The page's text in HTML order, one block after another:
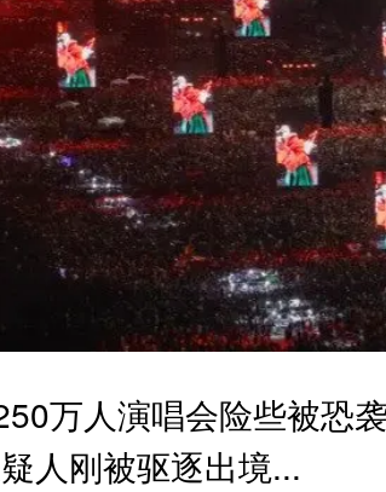
万人演唱会险些被恐
人刚被驱逐出境...